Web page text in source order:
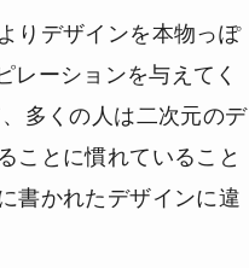
りデザインを本物っぽ
レーションを与えてく
多くの人は二次元のデ
ことに慣れていること
書かれたデザインに違